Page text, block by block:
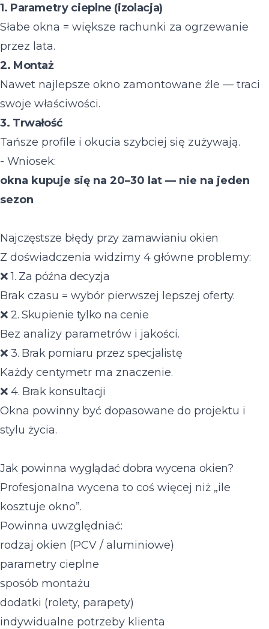
1. Parametry cieplne (izolacja)
Słabe okna = większe rachunki za ogrzewanie
przez lata.
2. Montaż
Nawet najlepsze okno zamontowane źle — traci
swoje właściwości.
3. Trwałość
Tańsze profile i okucia szybciej się zużywają.
- Wniosek:
okna kupuje się na 20–30 lat — nie na jeden
sezon
Najczęstsze błędy przy zamawianiu okien
Z doświadczenia widzimy 4 główne problemy:
❌ 1. Za późna decyzja
Brak czasu = wybór pierwszej lepszej oferty.
❌ 2. Skupienie tylko na cenie
Bez analizy parametrów i jakości.
❌ 3. Brak pomiaru przez specjalistę
Każdy centymetr ma znaczenie.
❌ 4. Brak konsultacji
Okna powinny być dopasowane do projektu i
stylu życia.
Jak powinna wyglądać dobra wycena okien?
Profesjonalna wycena to coś więcej niż „ile
kosztuje okno”.
Powinna uwzględniać:
rodzaj okien (PCV / aluminiowe)
parametry cieplne
sposób montażu
dodatki (rolety, parapety)
indywidualne potrzeby klienta